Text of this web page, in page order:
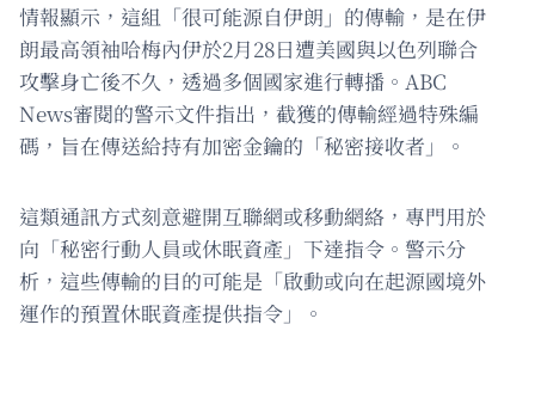
情報顯示，這組「很可能源自伊朗」的傳輸，是在伊
朗最高領袖哈梅內伊於2月28日遭美國與以色列聯合
攻擊身亡後不久，透過多個國家進行轉播。ABC
News審閱的警示文件指出，截獲的傳輸經過特殊編
碼，旨在傳送給持有加密金鑰的「秘密接收者」。
這類通訊方式刻意避開互聯網或移動網絡，專門用於
向「秘密行動人員或休眠資產」下達指令。警示分
析，這些傳輸的目的可能是「啟動或向在起源國境外
運作的預置休眠資產提供指令」。